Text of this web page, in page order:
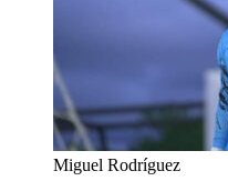
Miguel Rodríguez